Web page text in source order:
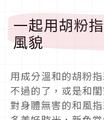
一起用胡粉
風貌
用成分溫和的胡粉
不過的了，或是和
對身體無害的和風